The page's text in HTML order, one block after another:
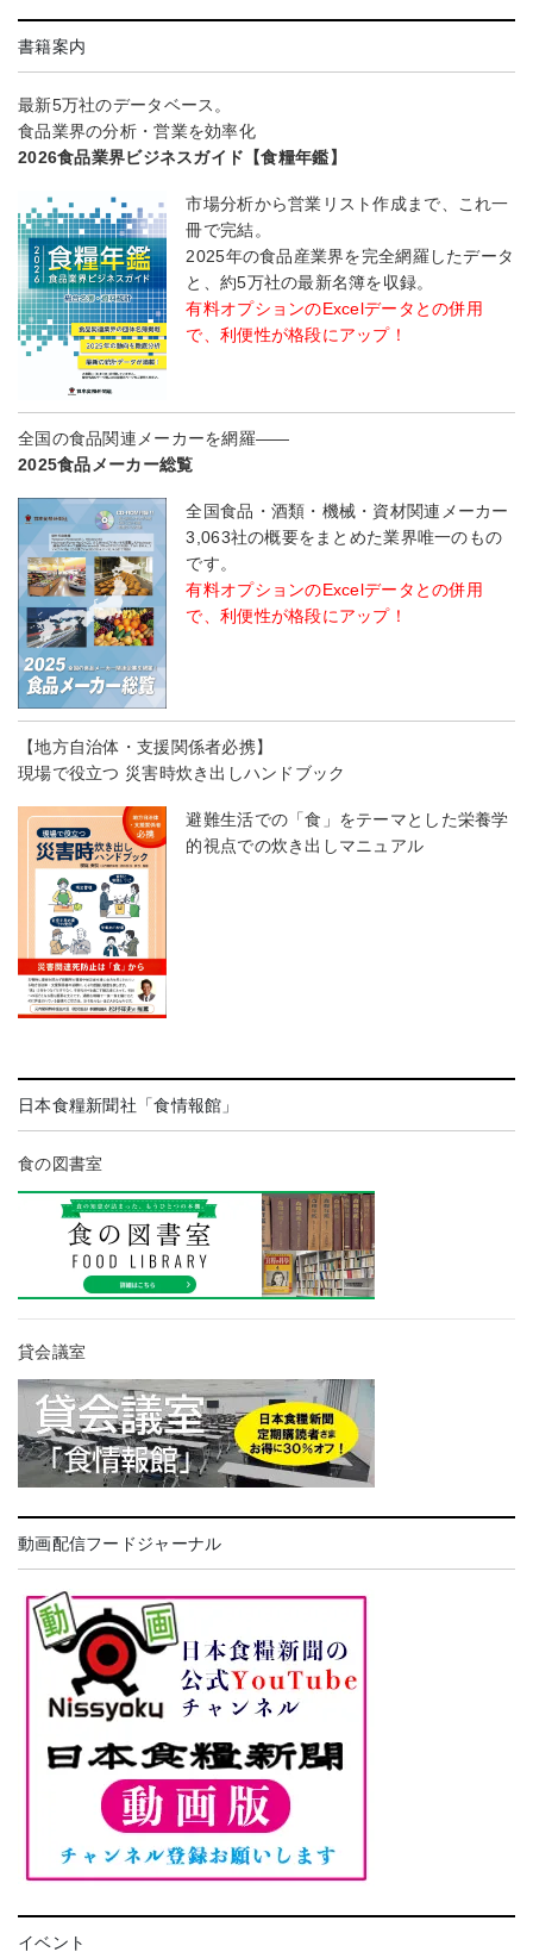
書籍案内
最新5万社のデータベース。
食品業界の分析・営業を効率化
2026食品業界ビジネスガイド【食糧年鑑】
市場分析から営業リスト作成まで、これ一
冊で完結。
2025年の食品産業界を完全網羅したデータ
と、約5万社の最新名簿を収録。
有料オプションのExcelデータとの併用
で、利便性が格段にアップ！
全国の食品関連メーカーを網羅――
2025食品メーカー総覧
全国食品・酒類・機械・資材関連メーカー
3,063社の概要をまとめた業界唯一のもの
です。
有料オプションのExcelデータとの併用
で、利便性が格段にアップ！
【地方自治体・支援関係者必携】
現場で役立つ 災害時炊き出しハンドブック
避難生活での「食」をテーマとした栄養学
的視点での炊き出しマニュアル
日本食糧新聞社「食情報館」
食の図書室
貸会議室
動画配信フードジャーナル
イベント